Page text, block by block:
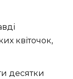
квіточок,
десятки